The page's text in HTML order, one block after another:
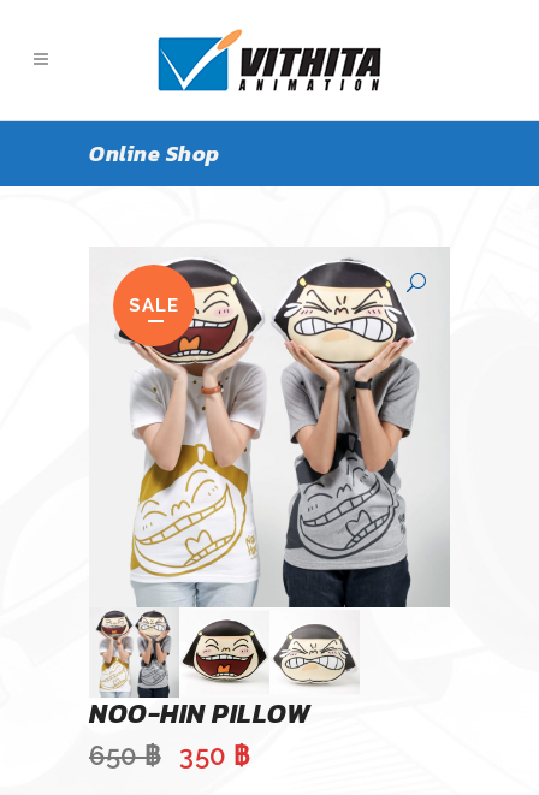
Online Shop
SALE
NOO-HIN PILLOW
650฿ Original
350 ฿Current